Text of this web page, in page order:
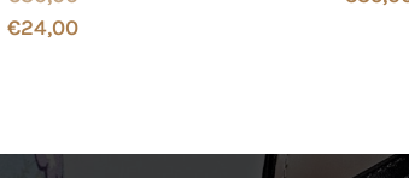
€24,00